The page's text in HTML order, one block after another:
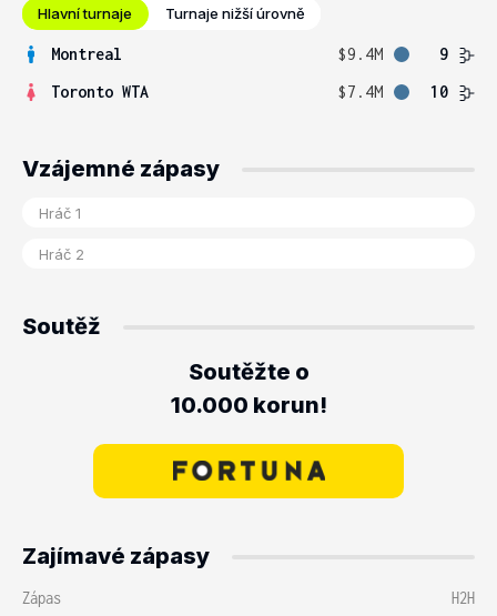
Hlavní turnaje Turnaje nižší úrovně
Montreal $9.4M
9
Toronto WTA
$7.4M 10
Vzájemné zápasy
Soutěž
Soutěžte o
10.000 korun!
Zajímavé zápasy
Zápas
H2H